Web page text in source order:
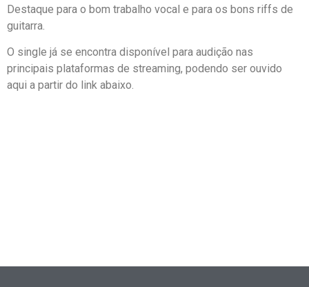
Destaque para o bom trabalho vocal e para os bons riffs de
guitarra.
O single já se encontra disponível para audição nas
principais plataformas de streaming, podendo ser ouvido
aqui a partir do link abaixo.